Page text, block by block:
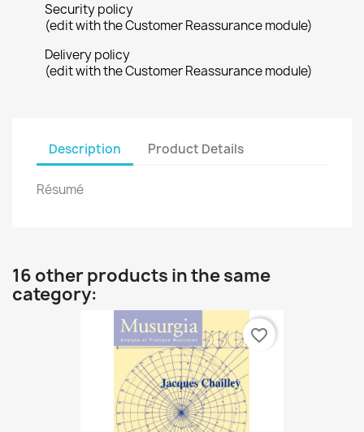
Security policy
(edit with the Customer Reassurance module)
Delivery policy
(edit with the Customer Reassurance module)
Description Product Details
Résumé
16 other products in the same
category:
favorite_border